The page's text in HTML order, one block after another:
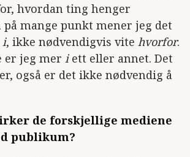
hvordan ting henger
på mange punkt mener jeg det
i, ikke nødvendigvis vite hvorfor.
er jeg mer i ett eller annet. Det
også er det ikke nødvendig å
de forskjellige mediene
publikum?